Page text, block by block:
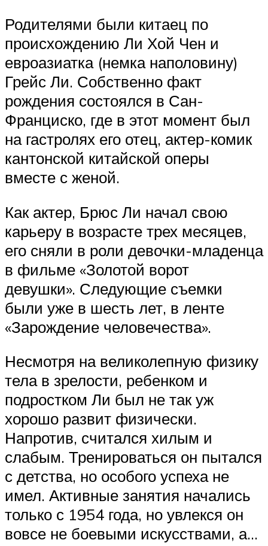
Родителями были китаец по
происхождению Ли Хой Чен и
евроазиатка (немка наполовину)
Грейс Ли. Собственно факт
рождения состоялся в Сан-
Франциско, где в этот момент был
на гастролях его отец, актер-комик
кантонской китайской оперы
вместе с женой.
Как актер, Брюс Ли начал свою
карьеру в возрасте трех месяцев,
его сняли в роли девочки-младенца
в фильме «Золотой ворот
девушки». Следующие съемки
были уже в шесть лет, в ленте
«Зарождение человечества».
Несмотря на великолепную физику
тела в зрелости, ребенком и
подростком Ли был не так уж
хорошо развит физически.
Напротив, считался хилым и
слабым. Тренироваться он пытался
с детства, но особого успеха не
имел. Активные занятия начались
только с 1954 года, но увлекся он
вовсе не боевыми искусствами, а…